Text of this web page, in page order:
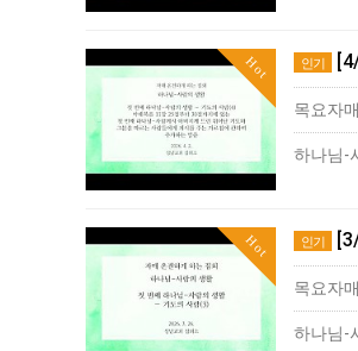
Hot 인기
목요자
Hot 인기
목요자